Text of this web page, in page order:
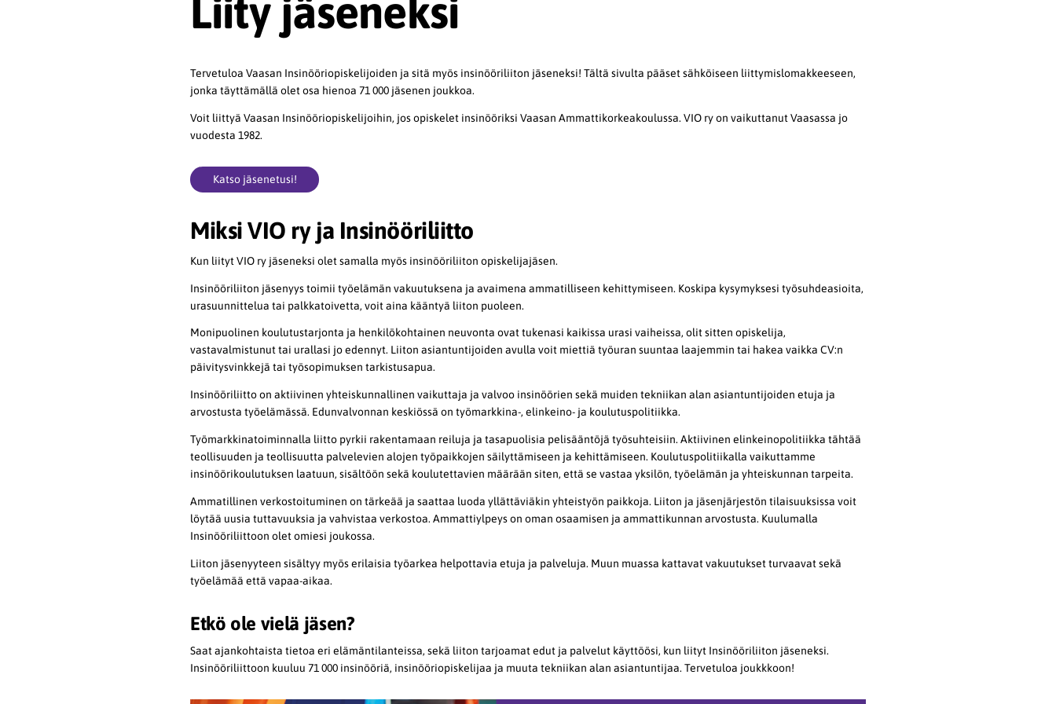
Liity jäseneksi
Tervetuloa Vaasan Insinööriopiskelijoiden ja sitä myös insinööriliiton jäseneksi! Tältä sivulta pääset sähköiseen liittymislomakkeeseen,
jonka täyttämällä olet osa hienoa 71 000 jäsenen joukkoa.
Voit liittyä Vaasan Insinööriopiskelijoihin, jos opiskelet insinööriksi Vaasan Ammattikorkeakoulussa. VIO ry on vaikuttanut Vaasassa jo
vuodesta 1982.
Katso jäsenetusi!
Miksi VIO ry ja Insinööriliitto
Kun liityt VIO ry jäseneksi olet samalla myös insinööriliiton opiskelijajäsen.
Insinööriliiton jäsenyys toimii työelämän vakuutuksena ja avaimena ammatilliseen kehittymiseen. Koskipa kysymyksesi työsuhdeasioita,
urasuunnittelua tai palkkatoivetta, voit aina kääntyä liiton puoleen.
Monipuolinen koulutustarjonta ja henkilökohtainen neuvonta ovat tukenasi kaikissa urasi vaiheissa, olit sitten opiskelija,
vastavalmistunut tai urallasi jo edennyt. Liiton asiantuntijoiden avulla voit miettiä työuran suuntaa laajemmin tai hakea vaikka CV:n
päivitysvinkkejä tai työsopimuksen tarkistusapua.
Insinööriliitto on aktiivinen yhteiskunnallinen vaikuttaja ja valvoo insinöörien sekä muiden tekniikan alan asiantuntijoiden etuja ja
arvostusta työelämässä. Edunvalvonnan keskiössä on työmarkkina-, elinkeino- ja koulutuspolitiikka.
Työmarkkinatoiminnalla liitto pyrkii rakentamaan reiluja ja tasapuolisia pelisääntöjä työsuhteisiin. Aktiivinen elinkeinopolitiikka tähtää
teollisuuden ja teollisuutta palvelevien alojen työpaikkojen säilyttämiseen ja kehittämiseen. Koulutuspolitiikalla vaikuttamme
insinöörikoulutuksen laatuun, sisältöön sekä koulutettavien määrään siten, että se vastaa yksilön, työelämän ja yhteiskunnan tarpeita.
Ammatillinen verkostoituminen on tärkeää ja saattaa luoda yllättäviäkin yhteistyön paikkoja. Liiton ja jäsenjärjestön tilaisuuksissa voit
löytää uusia tuttavuuksia ja vahvistaa verkostoa. Ammattiylpeys on oman osaamisen ja ammattikunnan arvostusta. Kuulumalla
Insinööriliittoon olet omiesi joukossa.
Liiton jäsenyyteen sisältyy myös erilaisia työarkea helpottavia etuja ja palveluja. Muun muassa kattavat vakuutukset turvaavat sekä
työelämää että vapaa-aikaa.
Etkö ole vielä jäsen?
Saat ajankohtaista tietoa eri elämäntilanteissa, sekä liiton tarjoamat edut ja palvelut käyttöösi, kun liityt Insinööriliiton jäseneksi.
Insinööriliittoon kuuluu 71 000 insinööriä, insinööriopiskelijaa ja muuta tekniikan alan asiantuntijaa. Tervetuloa joukkkoon!